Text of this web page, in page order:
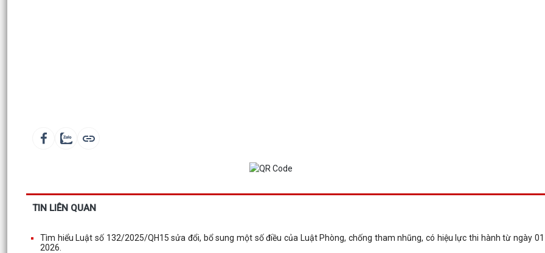
TIN LIÊN QUAN
Tìm hiểu Luật số 132/2025/QH15 sửa đổi, bổ sung một số điều của Luật Phòng, chống tham nhũng, có hiệu lực thi hành từ ngày
2026.